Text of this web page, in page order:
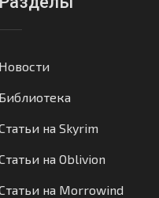
Новости
Библиотека
на Skyrim
на Oblivion
на Morrowind